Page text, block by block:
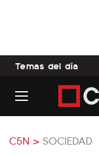
Temas del día
C5N > SOCIEDAD